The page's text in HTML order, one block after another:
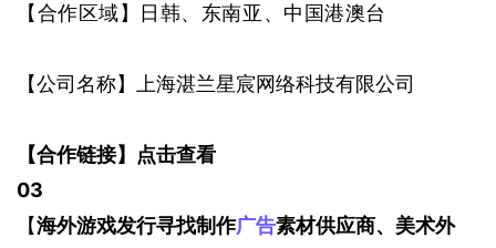
【合作区域】日韩、东南亚、中国港澳台
【公司名称】上海湛兰星宸网络科技有限公司
【合作链接】点击查看
03
【海外游戏发行寻找制作广告素材供应商、美术外